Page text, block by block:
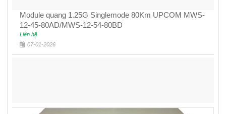
Module quang 1.25G Singlemode 80Km UPCOM MWS-
12-45-80AD/MWS-12-54-80BD
Liên hệ
07-01-2026